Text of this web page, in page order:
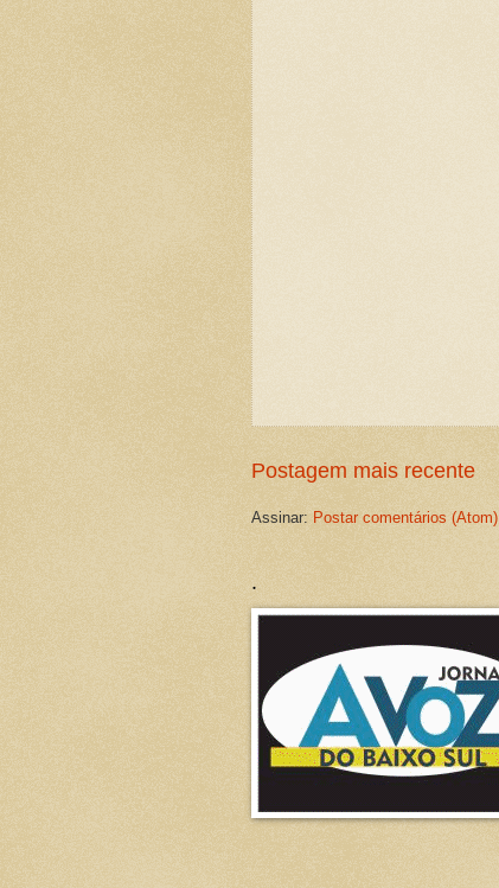
Postagem mais recente
Assinar: Postar comentários (Atom)
.